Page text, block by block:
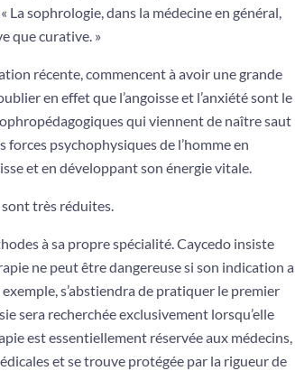
sophrologie, dans la médecine en général,
que curative. »
récente, commencent à avoir une grande
en effet que l’angoisse et l’anxiété sont le
qui viennent de naître saut
psychophysiques de l’homme en
et en développant son énergie vitale.
très réduites.
à sa propre spécialité. Caycedo insiste
ne peut être dangereuse si son indication a
s’abstiendra de pratiquer le premier
sera recherchée exclusivement lorsqu’elle
est essentiellement réservée aux médecins,
et se trouve protégée par la rigueur de